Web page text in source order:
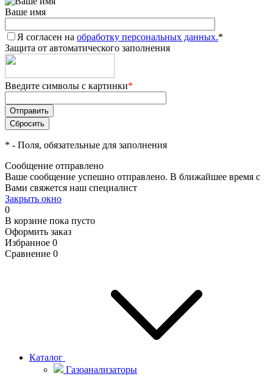
Ваше имя
Я согласен на обработку персональных данных.*
Защита от автоматического заполнения
Введите символы с картинки*
* - Поля, обязательные для заполнения
Сообщение отправлено
Ваше сообщение успешно отправлено. В ближайшее время с
Вами свяжется наш специалист
Закрыть окно
0
В корзине пока пусто
Оформить заказ
Избранное 0
Сравнение 0
Каталог
Газоанализаторы